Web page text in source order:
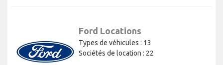
Ford Locations
Types de véhicules : 13
Sociétés de location : 22